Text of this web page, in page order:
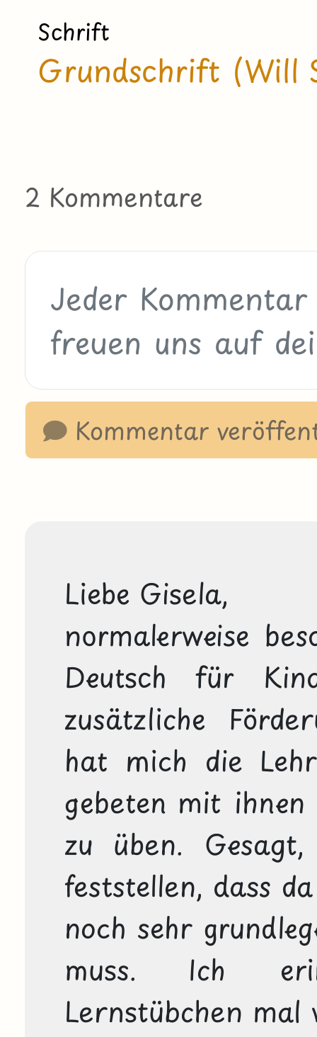
Schrift
Grundschrift (Will
2 Kommentare
Kommentar
Liebe Gisela,
normalerweise
Deutsch für
zusätzliche
hat mich die
gebeten mit ihnen
zu üben.
feststellen, dass
noch sehr
muss. Ich
Lernstübchen mal